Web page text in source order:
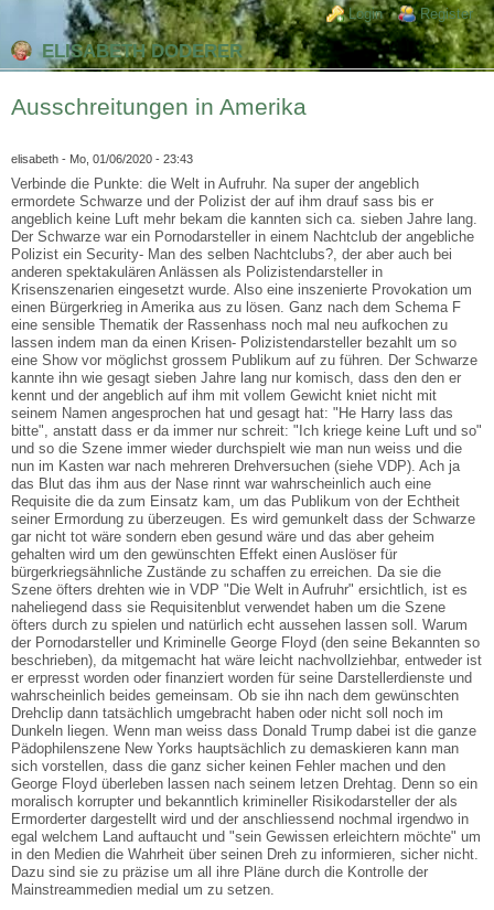
Login links
Login Register
ELISABETH DODERER
Ausschreitungen in Amerika
elisabeth - Mo, 01/06/2020 - 23:43
Verbinde die Punkte: die Welt in Aufruhr. Na super der angeblich
ermordete Schwarze und der Polizist der auf ihm drauf sass bis er
angeblich keine Luft mehr bekam die kannten sich ca. sieben Jahre lang.
Der Schwarze war ein Pornodarsteller in einem Nachtclub der angebliche
Polizist ein Security- Man des selben Nachtclubs?, der aber auch bei
anderen spektakulären Anlässen als Polizistendarsteller in
Krisenszenarien eingesetzt wurde. Also eine inszenierte Provokation um
einen Bürgerkrieg in Amerika aus zu lösen. Ganz nach dem Schema F
eine sensible Thematik der Rassenhass noch mal neu aufkochen zu
lassen indem man da einen Krisen- Polizistendarsteller bezahlt um so
eine Show vor möglichst grossem Publikum auf zu führen. Der Schwarze
kannte ihn wie gesagt sieben Jahre lang nur komisch, dass den den er
kennt und der angeblich auf ihm mit vollem Gewicht kniet nicht mit
seinem Namen angesprochen hat und gesagt hat: "He Harry lass das
bitte", anstatt dass er da immer nur schreit: "Ich kriege keine Luft und so"
und so die Szene immer wieder durchspielt wie man nun weiss und die
nun im Kasten war nach mehreren Drehversuchen (siehe VDP). Ach ja
das Blut das ihm aus der Nase rinnt war wahrscheinlich auch eine
Requisite die da zum Einsatz kam, um das Publikum von der Echtheit
seiner Ermordung zu überzeugen. Es wird gemunkelt dass der Schwarze
gar nicht tot wäre sondern eben gesund wäre und das aber geheim
gehalten wird um den gewünschten Effekt einen Auslöser für
bürgerkriegsähnliche Zustände zu schaffen zu erreichen. Da sie die
Szene öfters drehten wie in VDP "Die Welt in Aufruhr" ersichtlich, ist es
naheliegend dass sie Requisitenblut verwendet haben um die Szene
öfters durch zu spielen und natürlich echt aussehen lassen soll. Warum
der Pornodarsteller und Kriminelle George Floyd (den seine Bekannten so
beschrieben), da mitgemacht hat wäre leicht nachvollziehbar, entweder ist
er erpresst worden oder finanziert worden für seine Darstellerdienste und
wahrscheinlich beides gemeinsam. Ob sie ihn nach dem gewünschten
Drehclip dann tatsächlich umgebracht haben oder nicht soll noch im
Dunkeln liegen. Wenn man weiss dass Donald Trump dabei ist die ganze
Pädophilenszene New Yorks hauptsächlich zu demaskieren kann man
sich vorstellen, dass die ganz sicher keinen Fehler machen und den
George Floyd überleben lassen nach seinem letzen Drehtag. Denn so ein
moralisch korrupter und bekanntlich krimineller Risikodarsteller der als
Ermorderter dargestellt wird und der anschliessend nochmal irgendwo in
egal welchem Land auftaucht und "sein Gewissen erleichtern möchte" um
in den Medien die Wahrheit über seinen Dreh zu informieren, sicher nicht.
Dazu sind sie zu präzise um all ihre Pläne durch die Kontrolle der
Mainstreammedien medial um zu setzen.